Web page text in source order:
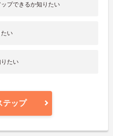
プできるか知りたい
い
たい
テップ